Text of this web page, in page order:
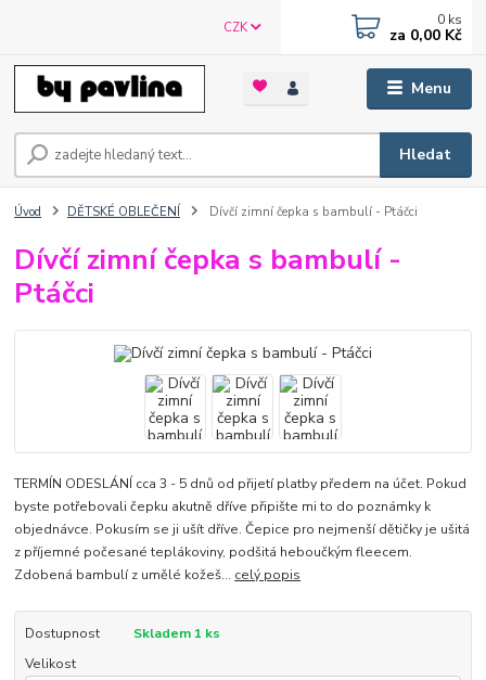
Menu
CZK
Hledat
0 ks
za 0,00 Kč
Úvod DĚTSKÉ OBLEČENÍ Dívčí zimní čepka s bambulí - Ptáčci
Dívčí zimní čepka s bambulí -
Ptáčci
TERMÍN ODESLÁNÍ cca 3 - 5 dnů od přijetí platby předem na účet. Pokud
byste potřebovali čepku akutně dříve připište mi to do poznámky k
objednávce. Pokusím se ji ušít dříve. Čepice pro nejmenší dětičky je ušitá
z příjemné počesané teplákoviny, podšitá heboučkým fleecem.
Zdobená bambulí z umělé kožeš... celý popis
Dostupnost
Skladem 1 ks
Velikost